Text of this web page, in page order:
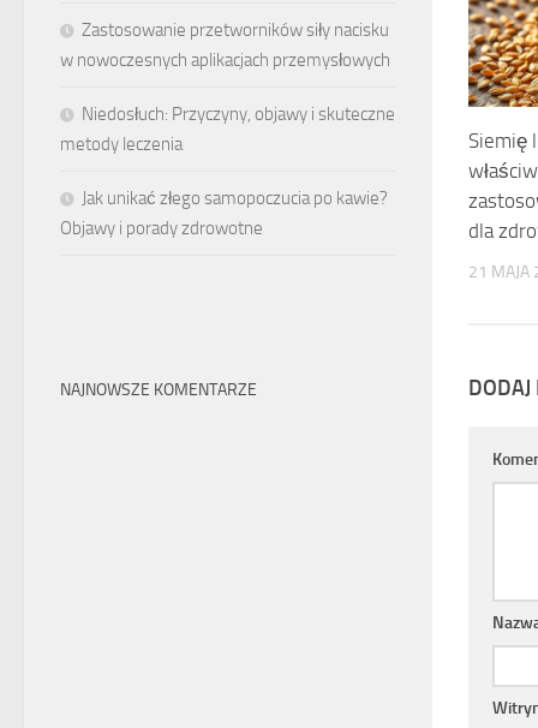
Siemię
dla
21 MAJA
Zastosowanie przetworników siły nacisku
w nowoczesnych aplikacjach przemysłowych
Niedosłuch: Przyczyny, objawy i skuteczne
metody leczenia
Jak unikać złego samopoczucia po kawie?
Objawy i porady zdrowotne
NAJNOWSZE KOMENTARZE